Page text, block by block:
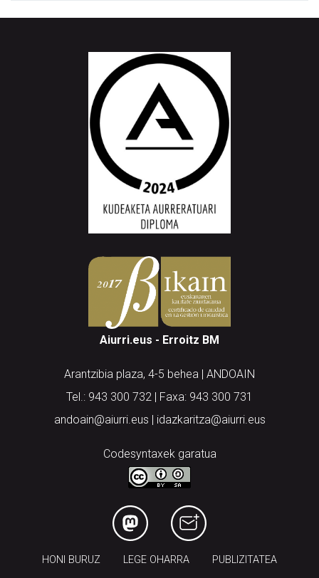
Aiurri.eus - Erroitz BM
Arantzibia plaza, 4-5 behea | ANDOAIN
Tel.: 943 300 732 | Faxa: 943 300 731
andoain@aiurri.eus | idazkaritza@aiurri.eus
Codesyntaxek garatua
HONI BURUZ LEGE OHARRA PUBLIZITATEA